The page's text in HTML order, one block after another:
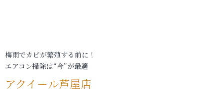
梅雨でカビが繁殖する前に！
エアコン掃除は“今”が最適
アクイール芦屋店